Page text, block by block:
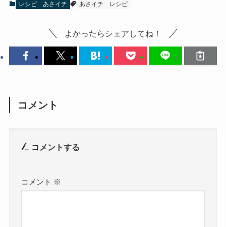
レシピ あさイチ あさイチ レシピ
よかったらシェアしてね！
コメント
コメントする
コメント ※